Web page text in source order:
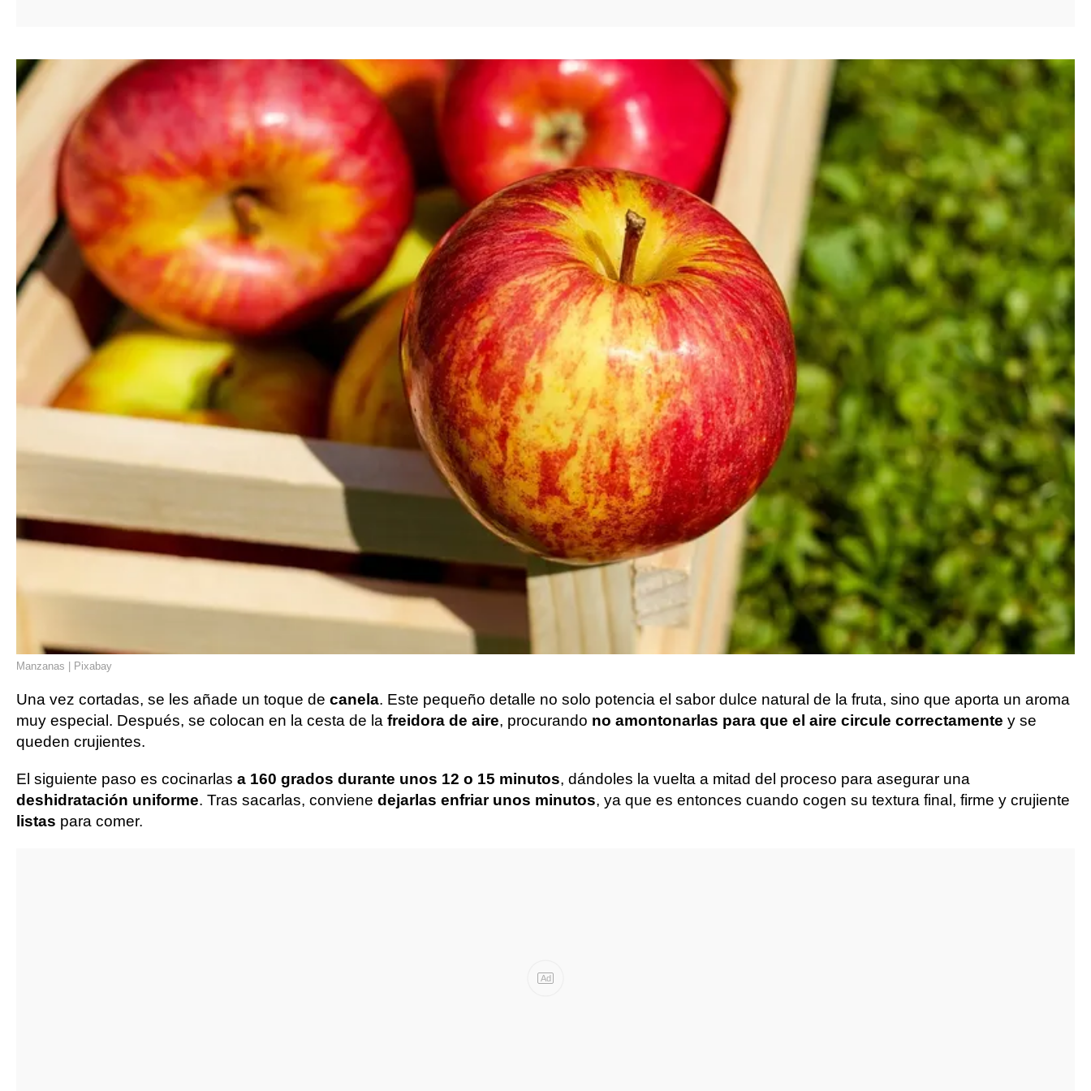
Manzanas | Pixabay
Una vez cortadas, se les añade un toque de canela. Este pequeño detalle no solo potencia el sabor dulce natural de la fruta, sino que aporta un aroma
muy especial. Después, se colocan en la cesta de la freidora de aire, procurando no amontonarlas para que el aire circule correctamente y se
queden crujientes.
El siguiente paso es cocinarlas a 160 grados durante unos 12 o 15 minutos, dándoles la vuelta a mitad del proceso para asegurar una
deshidratación uniforme. Tras sacarlas, conviene dejarlas enfriar unos minutos, ya que es entonces cuando cogen su textura final, firme y crujiente
listas para comer.
Ad